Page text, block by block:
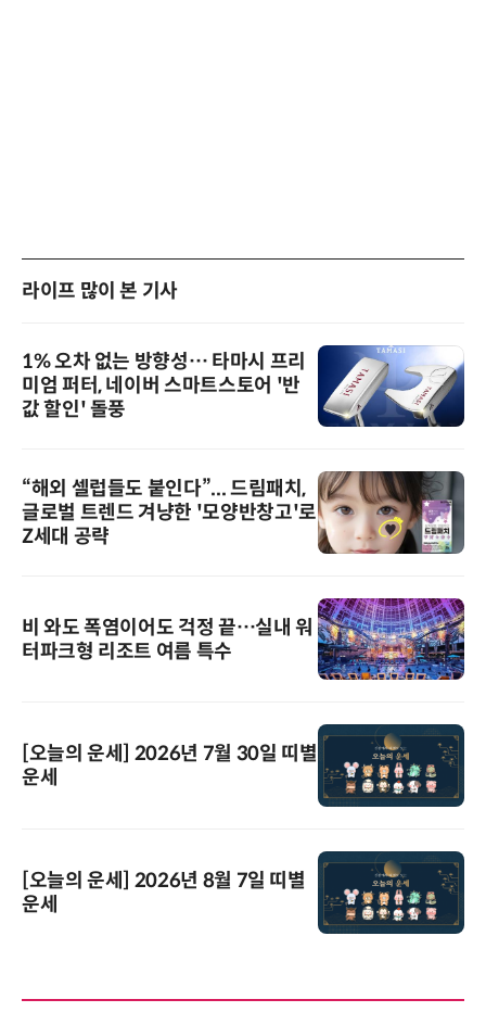
라이프 많이 본 기사
1% 오차 없는 방향성… 타마시 프리
미엄 퍼터, 네이버 스마트스토어 '반
값 할인' 돌풍
“해외 셀럽들도 붙인다”... 드림패치,
글로벌 트렌드 겨냥한 '모양반창고'로
Z세대 공략
비 와도 폭염이어도 걱정 끝…실내 워
터파크형 리조트 여름 특수
[오늘의 운세] 2026년 7월 30일 띠별
운세
[오늘의 운세] 2026년 8월 7일 띠별
운세